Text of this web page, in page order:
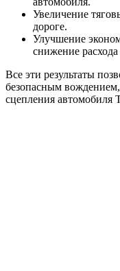
Увеличение
дороге.
Улучшение
снижение
Все эти результаты
безопасным
сцепления автомобиля